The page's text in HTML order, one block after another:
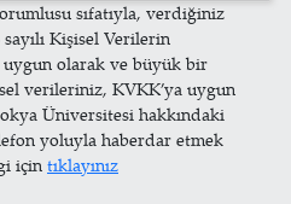
sıfatıyla, verdiğiniz
Kişisel Verilerin
uygun olarak ve büyük bir
verileriniz, KVKK’ya uygun
Üniversitesi hakkındaki
yoluyla haberdar etmek
için tıklayınız